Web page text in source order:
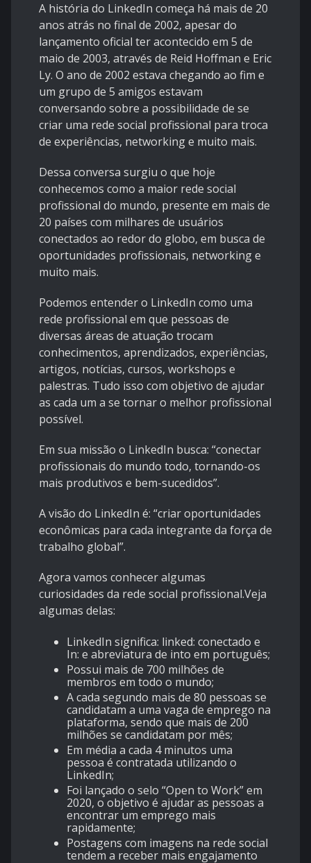
A história do LinkedIn começa há mais de 20
anos atrás no final de 2002, apesar do
lançamento oficial ter acontecido em 5 de
maio de 2003, através de Reid Hoffman e Eric
Ly. O ano de 2002 estava chegando ao fim e
um grupo de 5 amigos estavam
conversando sobre a possibilidade de se
criar uma rede social profissional para troca
de experiências, networking e muito mais.
Dessa conversa surgiu o que hoje
conhecemos como a maior rede social
profissional do mundo, presente em mais de
20 países com milhares de usuários
conectados ao redor do globo, em busca de
oportunidades profissionais, networking e
muito mais.
Podemos entender o LinkedIn como uma
rede profissional em que pessoas de
diversas áreas de atuação trocam
conhecimentos, aprendizados, experiências,
artigos, notícias, cursos, workshops e
palestras. Tudo isso com objetivo de ajudar
as cada um a se tornar o melhor profissional
possível.
Em sua missão o LinkedIn busca: “conectar
profissionais do mundo todo, tornando-os
mais produtivos e bem-sucedidos”.
A visão do LinkedIn é: “criar oportunidades
econômicas para cada integrante da força de
trabalho global”.
Agora vamos conhecer algumas
curiosidades da rede social profissional.Veja
algumas delas:
LinkedIn significa: linked: conectado e
In: e abreviatura de into em português;
Possui mais de 700 milhões de
membros em todo o mundo;
A cada segundo mais de 80 pessoas se
candidatam a uma vaga de emprego na
plataforma, sendo que mais de 200
milhões se candidatam por mês;
Em média a cada 4 minutos uma
pessoa é contratada utilizando o
LinkedIn;
Foi lançado o selo “Open to Work” em
2020, o objetivo é ajudar as pessoas a
encontrar um emprego mais
rapidamente;
Postagens com imagens na rede social
tendem a receber mais engajamento